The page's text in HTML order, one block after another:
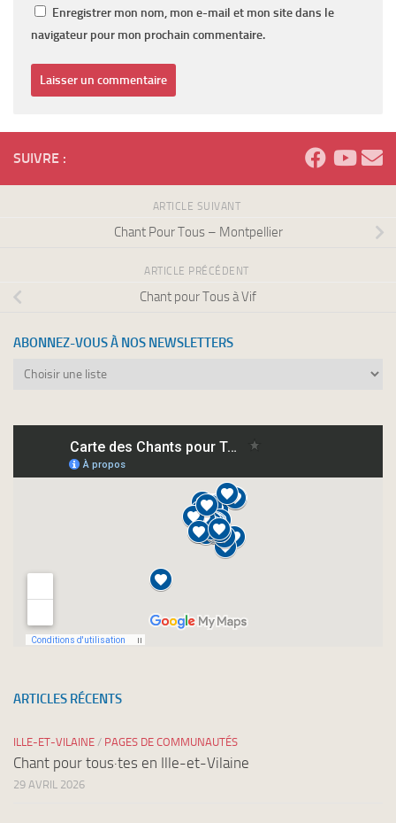
Enregistrer mon nom, mon e-mail et mon site dans le
navigateur pour mon prochain commentaire.
SUIVRE :
ARTICLE SUIVANT
Chant Pour Tous – Montpellier
ARTICLE PRÉCÉDENT
Chant pour Tous à Vif
ABONNEZ-VOUS À NOS NEWSLETTERS
Abonnez-
newsletters
ARTICLES RÉCENTS
ILLE-ET-VILAINE / PAGES DE COMMUNAUTÉS
Chant pour tous·tes en Ille-et-Vilaine
29 AVRIL 2026